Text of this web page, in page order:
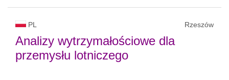
PL Rzeszów
Analizy wytrzymałościowe dla
przemysłu lotniczego